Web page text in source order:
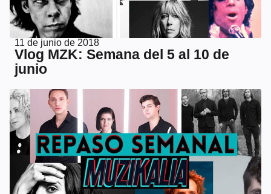
11 de junio de 2018
Vlog MZK: Semana del 5 al 10 de
junio